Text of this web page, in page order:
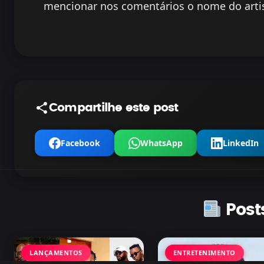
mencionar nos comentários o nome do
Compartilhe este post
Facebook WhatsApp LinkedIn
LANÇAMENTOS ENTRETENIMENTO